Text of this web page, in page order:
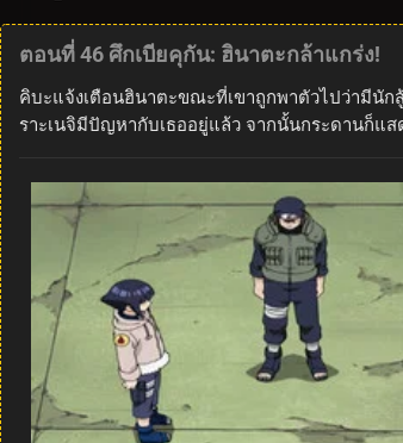
ตอนที่ 46 ศึกเบียคุกัน: ฮินาตะกล้าแกร่ง!
คิบะแจ้งเตือนฮินาตะขณะที่เขาถูกพาตัวไปว่ามีนัก
ราะเนจิมีปัญหากับเธออยู่แล้ว จากนั้นกระดานก็แ